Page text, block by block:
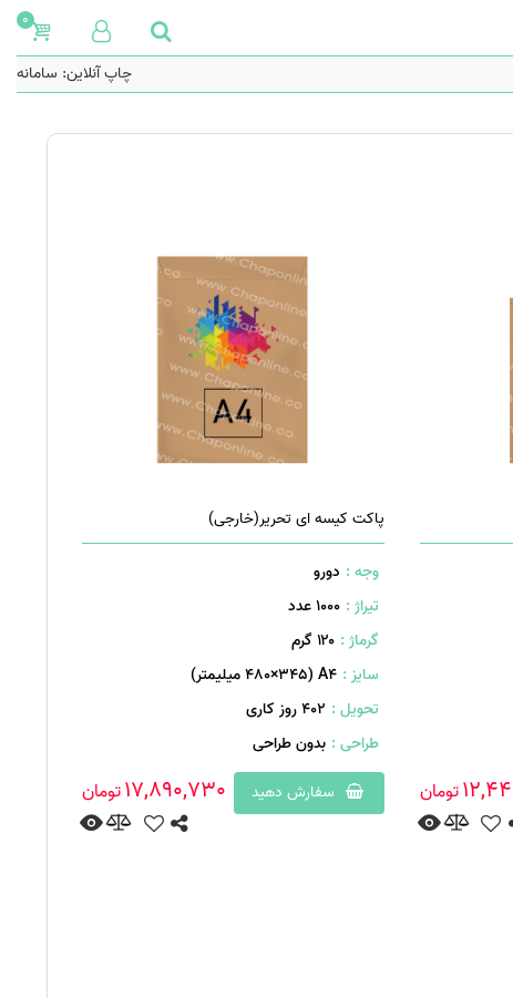
0
چاپ آنلاین: سامانه
تومان
پاکت کیسه ای تحریر(خارجی)
وجه : دورو
تیراژ : 1000 عدد
گرماژ : ۱۲۰ گرم
سایز : A۴ (۴۸۰×۳4۵ میلیمتر)
تحویل : 402 روز کاری
طراحی : بدون طراحی
سفارش دهید
17,890,730تومان